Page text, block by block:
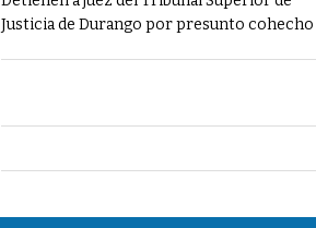
Justicia de Durango por presunto cohecho